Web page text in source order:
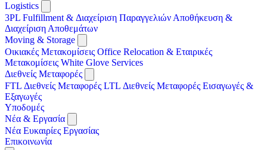
Logistics
3PL Fulfillment & Διαχείριση Παραγγελιών Αποθήκευση &
Διαχείριση Αποθεμάτων
Moving & Storage
Οικιακές Μετακομίσεις Office Relocation & Εταιρικές
Μετακομίσεις White Glove Services
Διεθνείς Μεταφορές
FTL Διεθνείς Μεταφορές LTL Διεθνείς Μεταφορές Εισαγωγές &
Εξαγωγές
Υποδομές
Νέα & Εργασία
Νέα Ευκαιρίες Εργασίας
Επικοινωνία